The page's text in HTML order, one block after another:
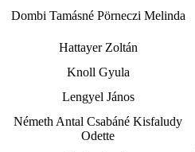
Dombi Tamásné Pörneczi Melinda
Hattayer Zoltán
Knoll Gyula
Lengyel János
Németh Antal Csabáné Kisfaludy
Odette